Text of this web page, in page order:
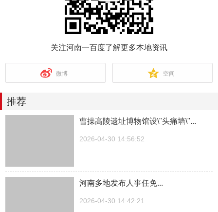
关注河南一百度了解更多本地资讯
微博 空间
推荐
曹操高陵遗址博物馆设\"头痛墙\"...
2026-04-30 14:56:52
河南多地发布人事任免...
2026-04-30 14:42:21